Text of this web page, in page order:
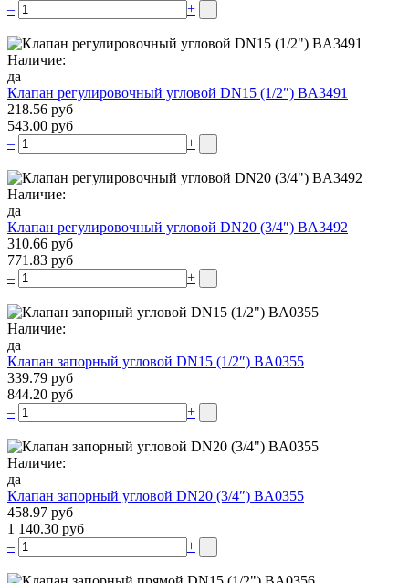
–
+
Наличие:
да
Клапан регулировочный угловой DN15 (1/2″) BA3491
218.56 руб
543.00 руб
–
+
Наличие:
да
Клапан регулировочный угловой DN20 (3/4″) BA3492
310.66 руб
771.83 руб
–
+
Наличие:
да
Клапан запорный угловой DN15 (1/2″) BA0355
339.79 руб
844.20 руб
–
+
Наличие:
да
Клапан запорный угловой DN20 (3/4″) BA0355
458.97 руб
1 140.30 руб
–
+